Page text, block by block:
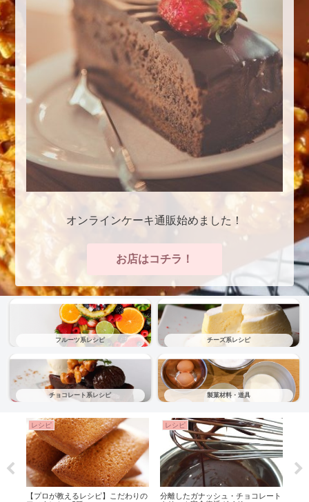
オンラインケーキ通販始めました！
お店はコチラ！
フルーツ系レシピ チーズ系レシピ
チョコレート系レシピ 製菓材料・道具
レシピ
【プロが教えるレシピ】こだわりの
レシピ
分離したガナッシュ・チョコレート